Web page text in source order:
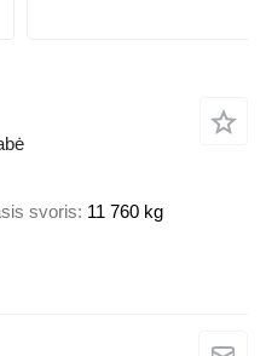
svoris 11 760 kg